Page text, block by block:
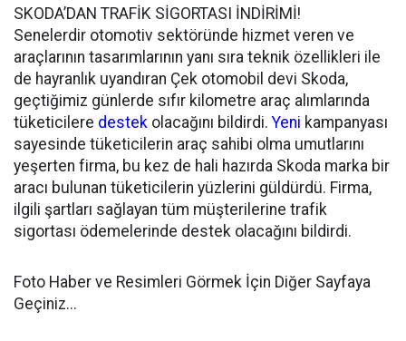
SKODA’DAN TRAFİK SİGORTASI İNDİRİMİ!
Senelerdir otomotiv sektöründe hizmet veren ve
araçlarının tasarımlarının yanı sıra teknik özellikleri ile
de hayranlık uyandıran Çek otomobil devi Skoda,
geçtiğimiz günlerde sıfır kilometre araç alımlarında
tüketicilere destek olacağını bildirdi.Yeni kampanyası
sayesinde tüketicilerin araç sahibi olma umutlarını
yeşerten firma, bu kez de hali hazırda Skoda marka bir
aracı bulunan tüketicilerin yüzlerini güldürdü. Firma,
ilgili şartları sağlayan tüm müşterilerine trafik
sigortası ödemelerinde destek olacağını bildirdi.
Foto Haber ve Resimleri Görmek İçin Diğer Sayfaya
Geçiniz...